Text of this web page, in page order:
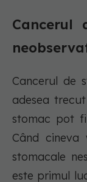
Cancerul
Cancerul de
adesea
stomac pot
Când
stomacale
este primul